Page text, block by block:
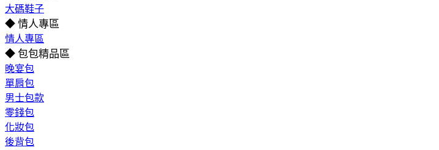
大碼鞋子
◆ 情人專區
情人專區
◆ 包包精品區
晚宴包
單肩包
男士包款
零錢包
化妝包
後背包